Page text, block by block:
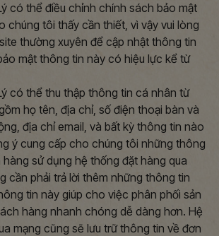
có thể điều chỉnh chính sách bảo mật
chúng tôi thấy cần thiết, vì vậy vui lòng
thường xuyên để cập nhật thông tin
mật thông tin này có hiệu lực kể từ
có thể thu thập thông tin cá nhân từ
họ tên, địa chỉ, số điện thoại bàn và
địa chỉ email, và bất kỳ thông tin nào
ý cung cấp cho chúng tôi những thông
hàng sử dụng hệ thống đặt hàng qua
cần phải trả lời thêm những thông tin
tin này giúp cho việc phân phối sản
hàng nhanh chóng dễ dàng hơn. Hệ
mạng cũng sẽ lưu trữ thông tin về đơn